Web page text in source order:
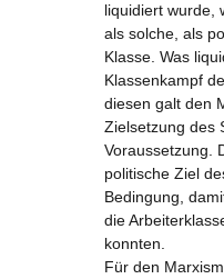
liquidiert wurde,
als solche, als
Klasse. Was
Klassenkampf
diesen galt den
Zielsetzung des
Voraussetzung.
politische Ziel
Bedingung,
die
konnten.
Für den